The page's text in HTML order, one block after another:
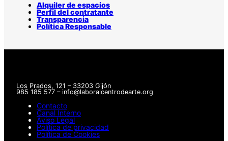
Alquiler de espacios
Perfil del contratante
Transparencia
Política Responsable
Los Prados, 121 – 33203 Gijón
985 185 577 – info@laboralcentrodearte.org
Contacto
Canal Interno
Aviso Legal
Política de privacidad
Política de Cookies